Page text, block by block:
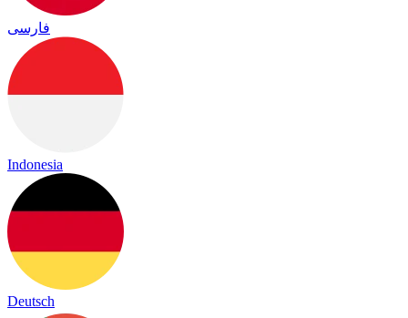
فارسی
Indonesia
Deutsch